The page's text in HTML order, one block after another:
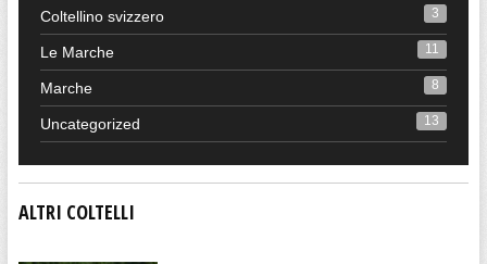
Coltellino svizzero 3
Le Marche 11
Marche 8
Uncategorized 13
ALTRI COLTELLI